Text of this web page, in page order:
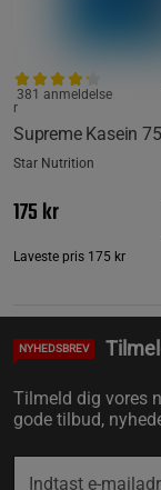
Supreme Kasein
381 anmeldelse
r
Star Nutrition
175 kr
Laveste pris 175 kr
NYHEDSBREV
Tilmeld dig vores
gode tilbud,